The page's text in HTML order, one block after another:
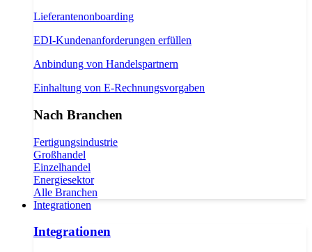
Lieferantenonboarding
EDI-Kundenanforderungen erfüllen
Anbindung von Handelspartnern
Einhaltung von E-Rechnungsvorgaben
Nach Branchen
Fertigungsindustrie
Großhandel
Einzelhandel
Energiesektor
Alle Branchen
Integrationen
Integrationen